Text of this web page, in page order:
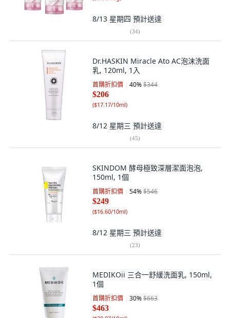
8/13 星期四 預計送達
(34)
Dr.HASKIN Miracle Ato AC泡沫洗面
乳, 120ml, 1入
首購折扣價 40%$344
$206
($17.17/10ml)
8/12 星期三 預計送達
(45)
SKINDOM 酵母極致深層潔面泡泡,
150ml, 1個
首購折扣價 54%$546
$249
($16.60/10ml)
8/12 星期三 預計送達
(23)
MEDIKOii 三合一舒緩洗面乳, 150ml,
1個
首購折扣價 30%$663
$463